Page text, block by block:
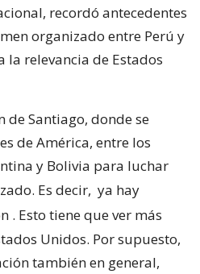
recordó antecedentes
organizado entre Perú y
la relevancia de Estados
de Santiago, donde se
de América, entre los
y Bolivia para luchar
Es decir, ya hay
. Esto tiene que ver más
Unidos. Por supuesto,
también en general,